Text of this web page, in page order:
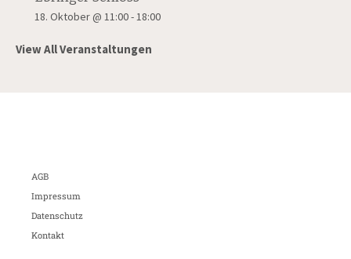
18. Oktober @ 11:00-18:00
View All Veranstaltungen
AGB
Impressum
Datenschutz
Kontakt